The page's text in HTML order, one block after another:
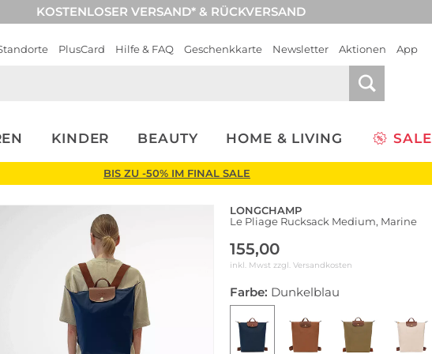
KOSTENLOSER VERSAND* & RÜCKVERSAND
PlusCard Hilfe & FAQ Geschenkkarte Newsletter Aktionen App
KINDER BEAUTY HOME & LIVING SALE
BIS ZU -50% IM FINAL SALE
LONGCHAMP
Le Pliage Rucksack Medium, Marine
155,00
inkl. Mwst zzgl. Versandkosten
Farbe: Dunkelblau